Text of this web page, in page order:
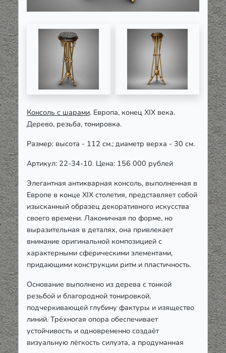
Консоль с шарами. Европа, конец XIX века.
Дерево, резьба, тонировка.
Размер: высота - 112 см.; диаметр верха - 30 см.
Артикул: 22-34-10. Цена: 156 000 рублей
Элегантная антикварная консоль, выполненная в
Европе в конце XIX столетия, представляет собой
изысканный образец декоративного искусства
своего времени. Лаконичная по форме, но
выразительная в деталях, она привлекает
внимание оригинальной композицией с
характерными сферическими элементами,
придающими конструкции ритм и пластичность.
Основание выполнено из дерева с тонкой
резьбой и благородной тонировкой,
подчеркивающей глубину фактуры и изящество
линий. Трёхногая опора обеспечивает
устойчивость и одновременно создаёт
визуальную лёгкость силуэта, а продуманная